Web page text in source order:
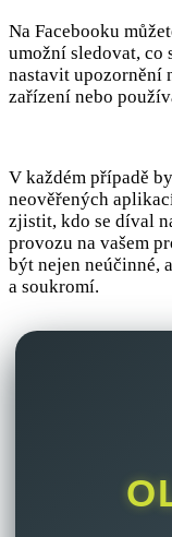
Na Facebooku
umožní sledovat, co
nastavit upozornění
zařízení nebo
V každém případě
neověřených
zjistit, kdo se díval
provozu na vašem
být nejen neúčinné,
a soukromí.